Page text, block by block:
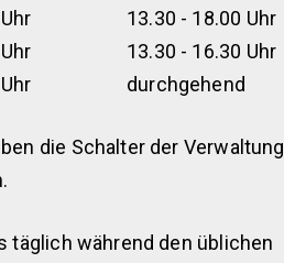
13.30 - 18.00 Uhr
13.30 - 16.30 Uhr
durchgehend
die Schalter der Verwaltung
täglich während den üblichen